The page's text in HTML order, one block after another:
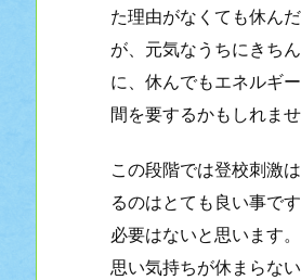
た理由がなくても休ん
が、元気なうちにきち
に、休んでもエネルギ
間を要するかもしれませ
この段階では登校刺激
るのはとても良い事で
必要はないと思います
思い気持ちが休まらな